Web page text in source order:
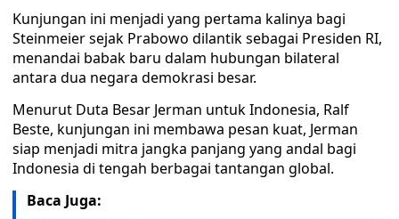
Kunjungan ini menjadi yang pertama kalinya bagi
Steinmeier sejak Prabowo dilantik sebagai Presiden RI,
menandai babak baru dalam hubungan bilateral
antara dua negara demokrasi besar.
Menurut Duta Besar Jerman untuk Indonesia, Ralf
Beste, kunjungan ini membawa pesan kuat, Jerman
siap menjadi mitra jangka panjang yang andal bagi
Indonesia di tengah berbagai tantangan global.
Baca Juga: